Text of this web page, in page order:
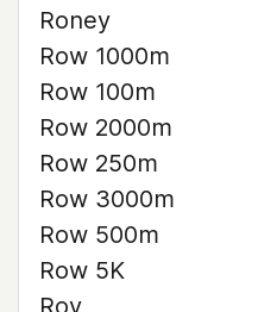
Roney
Row 1000m
Row 100m
Row 2000m
Row 250m
Row 3000m
Row 500m
Row 5K
Roy